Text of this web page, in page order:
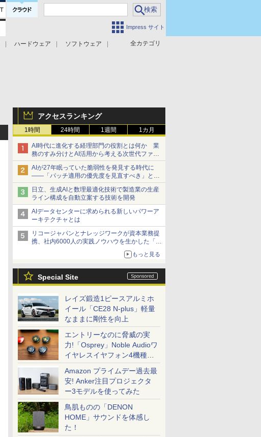
Impress サイト
全カテゴリ
ハードウェア
ソフトウェア
アクセスランキング
1時間 24時間 1週間 1カ月
AI時代に進化する経理部門の役割とは何か 業
務のすみ分けとAI活用から考える次世代ファイ
ナンス戦略
AIが27年眠っていた脆弱性を発見する時代に
――「パッチ適用の優先度を見直すべき」とセ
キュリティ専門家
日立、生成AIと数理最適化技術で製造業の生産
ライン構成を自動立案する技術を開発
AIデータセンターに求められる新しいパワーア
ーキテクチャとは
リコージャパンとナレッジワークが資本業務提
携、社内6000人の実践ノウハウを生かした「AI
もっと見る
Special Site
レイズ鍛造1ピースアルミホ
イール「CE28 N-plus」軽量
なままに剛性を向上
エントリーなのに脅威の実
力!「Osprey」Noble Audioワ
イヤレスイヤフォン4機種を
一気に聴く
Amazon プライムデー過去最
安! Anker注目プロジェクタ
ー3モデルを使ってみた
鳥肌ものの「DENON
HOME」サウンドを体感し
た！